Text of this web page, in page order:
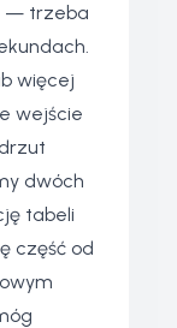
— trzeba
więcej
wejście
dwóch
tabeli
część od